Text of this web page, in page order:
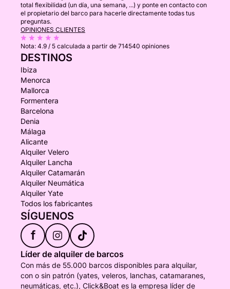
total flexibilidad (un día, una semana, ...) y ponte en contacto con
el propietario del barco para hacerle directamente todas tus
preguntas.
OPINIONES CLIENTES
Nota: 4.9 / 5 calculada a partir de 714540 opiniones
DESTINOS
Ibiza
Menorca
Mallorca
Formentera
Barcelona
Denia
Málaga
Alicante
Alquiler Velero
Alquiler Lancha
Alquiler Catamarán
Alquiler Neumática
Alquiler Yate
Todos los fabricantes
SÍGUENOS
f
Líder de alquiler de barcos
Con más de 55.000 barcos disponibles para alquilar,
con o sin patrón (yates, veleros, lanchas, catamaranes,
neumáticas, etc.), Click&Boat es la empresa líder de